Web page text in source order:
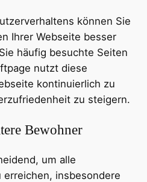
können Sie
Ihrer Webseite besser
häufig besuchte Seiten
nutzt diese
kontinuierlich zu
zu steigern.
Bewohner
um alle
insbesondere